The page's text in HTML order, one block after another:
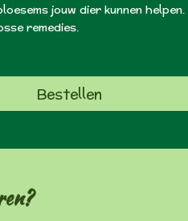
jouw dier kunnen helpen.
remedies.
Bestellen